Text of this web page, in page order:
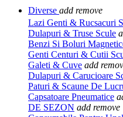
Diverse add remove
Lazi Genti & Rucsacuri
Dulapuri & Truse Scule
Benzi Si Boluri
Genti Centuri & Cutii
Galeti & Cuve add
Dulapuri & Carucioare
Paturi & Scaune De
Capsatoare Pneumatice
DE SEZON add remove